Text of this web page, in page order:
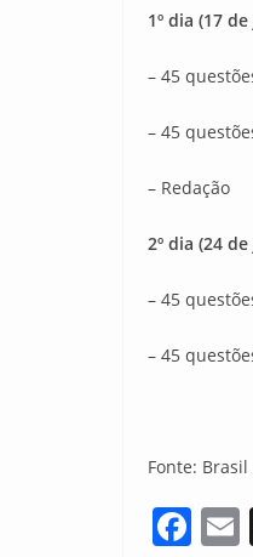
1º dia (17
– 45
– 45
– Redação
2º dia (24
– 45
– 45
Fonte: Brasil
F